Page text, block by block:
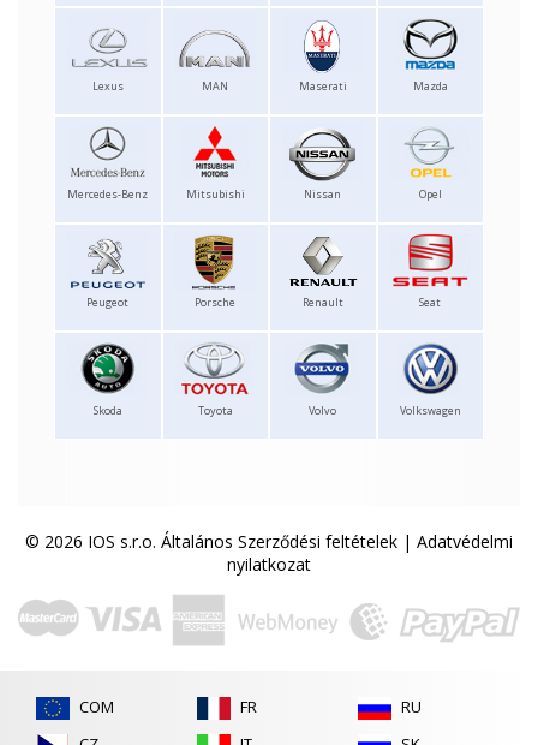
Lexus MAN Maserati Mazda
Mercedes-Benz Mitsubishi Nissan Opel
Peugeot Porsche Renault Seat
Skoda Toyota Volvo Volkswagen
© 2026 IOS s.r.o. Általános Szerződési feltételek | Adatvédelmi
nyilatkozat
COM
FR
RU